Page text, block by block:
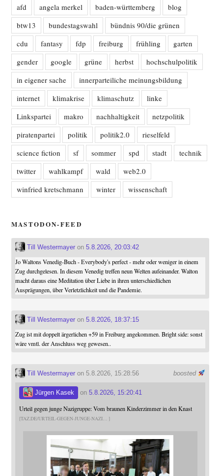
afd angela merkel baden-württemberg
blog
btw13
bundestagswahl
bündnis 90/die grünen
cdu
fantasy fdp freiburg frühling
garten
gender
google grüne herbst
hochschulpolitik
in eigener sache
innerparteiliche meinungsbildung
internet
klimakrise klimaschutz
linke
Linkspartei
makro nachhaltigkeit
netzpolitik
piratenpartei
politik politik2.0
rieselfeld
science fiction
sf sommer spd stadt
technik
twitter
wahlkampf wald
web2.0
winfried kretschmann
winter wissenschaft
MASTODON-FEED
Till Westermayeron 5.8.2026, 20:03:42
Jo Waltons Venedig-Buch - Everybody's perfect - mehr oder weniger in einem
Zug durchgelesen. In diesem Venedig treffen neun Welten aufeinander. Walton
macht daraus eine Meditation über Liebe in ihren unterschiedlichen
Ausprägungen, über Verletzlichkeit und die Pandemie.
Till Westermayeron 5.8.2026, 18:37:15
Zug ist mit doppelt ärgerlichen +59 in Freiburg angekommen. Bright side: sonst
wäre vmtl. der Anschluss weg gewesen..
boosted
Till Westermayeron 5.8.2026, 15:28:56
Jürgen Kasek on 5.8.2026, 15:20:41
Urteil gegen junge Nazigruppe: Vom braunen Kinderzimmer in den Knast
TAZ.DE/URTEIL-GEGEN-JUNGE-NAZI